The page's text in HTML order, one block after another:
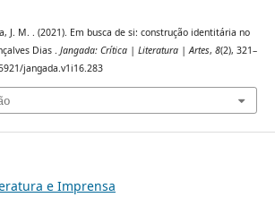
J. M. . (2021). Em busca de si: construção identitária no
Dias . Jangada: Crítica | Literatura | Artes, 8(2), 321–
jangada.v1i16.283
e Imprensa